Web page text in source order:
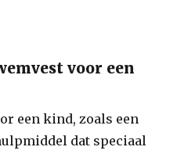
voor een
een kind, zoals een
dat speciaal